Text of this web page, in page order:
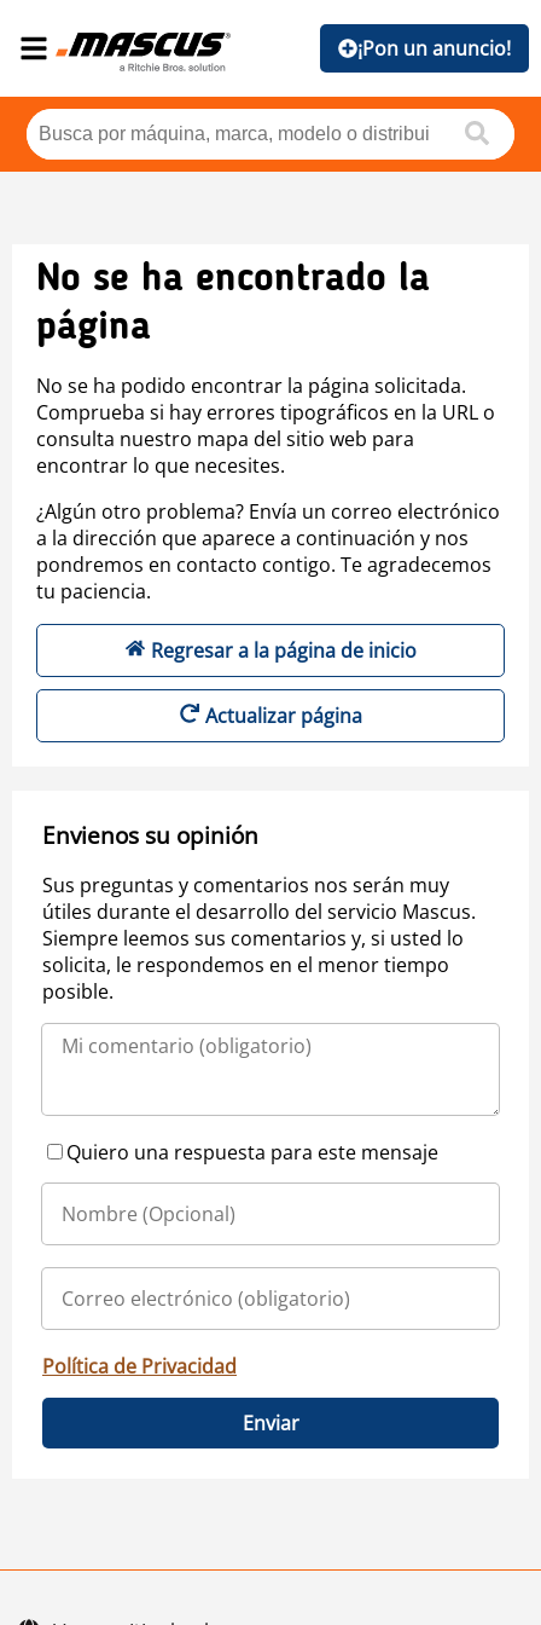
¡Pon un anuncio!
No se ha encontrado la
página
No se ha podido encontrar la página solicitada.
Comprueba si hay errores tipográficos en la URL o
consulta nuestro mapa del sitio web para
encontrar lo que necesites.
¿Algún otro problema? Envía un correo electrónico
a la dirección que aparece a continuación y nos
pondremos en contacto contigo. Te agradecemos
tu paciencia.
Regresar a la página de inicio
Actualizar página
Envienos su opinión
Sus preguntas y comentarios nos serán muy
útiles durante el desarrollo del servicio Mascus.
Siempre leemos sus comentarios y, si usted lo
solicita, le respondemos en el menor tiempo
posible.
Quiero una respuesta para este mensaje
Política de Privacidad
Enviar